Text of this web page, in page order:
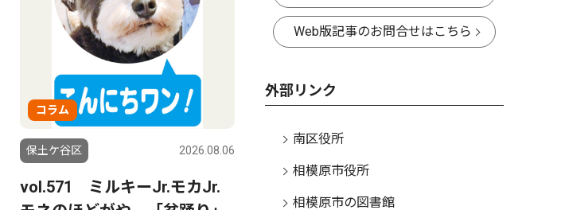
コラム
保土ケ谷区 2026.08.06
vol.571 ミルキーJr.モカJr.
Web版記事のお問合せはこちら
外部リンク
南区役所
相模原市役所
相模原市の図書館